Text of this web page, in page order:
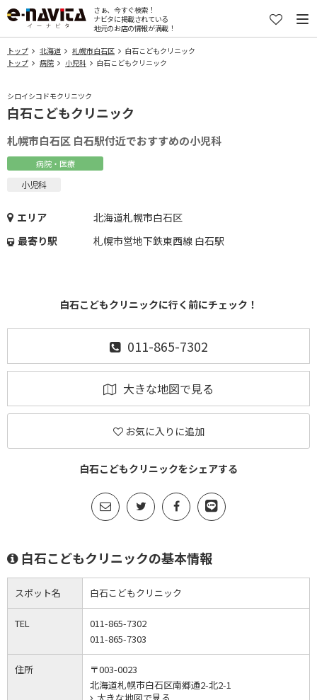
さぁ、今すぐ検索！
ナビタに掲載されている
地元のお店の情報が満載！
トップ 北海道 札幌市白石区
白石こどもクリニック
トップ
病院 小児科 白石こどもクリニック
シロイシコドモクリニツク
白石こどもクリニック
札幌市白石区 白石駅付近でおすすめの小児科
病院・医療
小児科
エリア
北海道札幌市白石区
最寄り駅
札幌市営地下鉄東西線 白石駅
白石こどもクリニックに行く前にチェック！
011-865-7302
大きな地図で見る
お気に入りに追加
白石こどもクリニックをシェアする
白石こどもクリニックの基本情報
スポット名 白石こどもクリニック
TEL
011-865-7302
011-865-7303
住所
〒003-0023
北海道札幌市白石区南郷通2-北2-1